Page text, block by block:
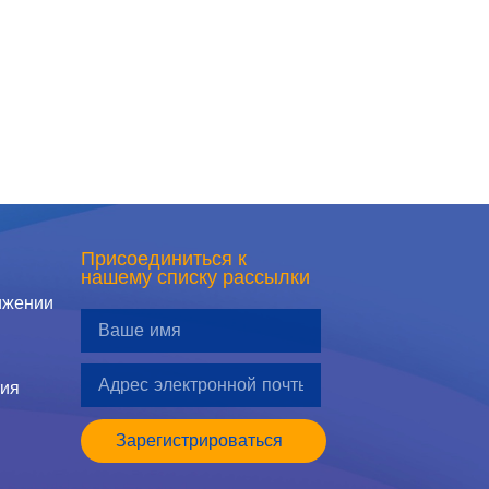
Присоединиться к
нашему списку рассылки
Зарегистрироваться